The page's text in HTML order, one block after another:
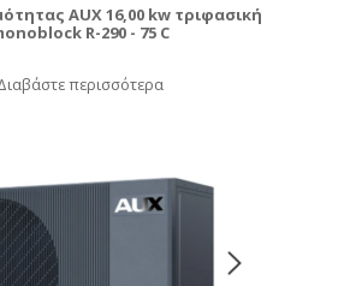
AUX 16,00 kw τριφασική
R-290 - 75 C
περισσότερα